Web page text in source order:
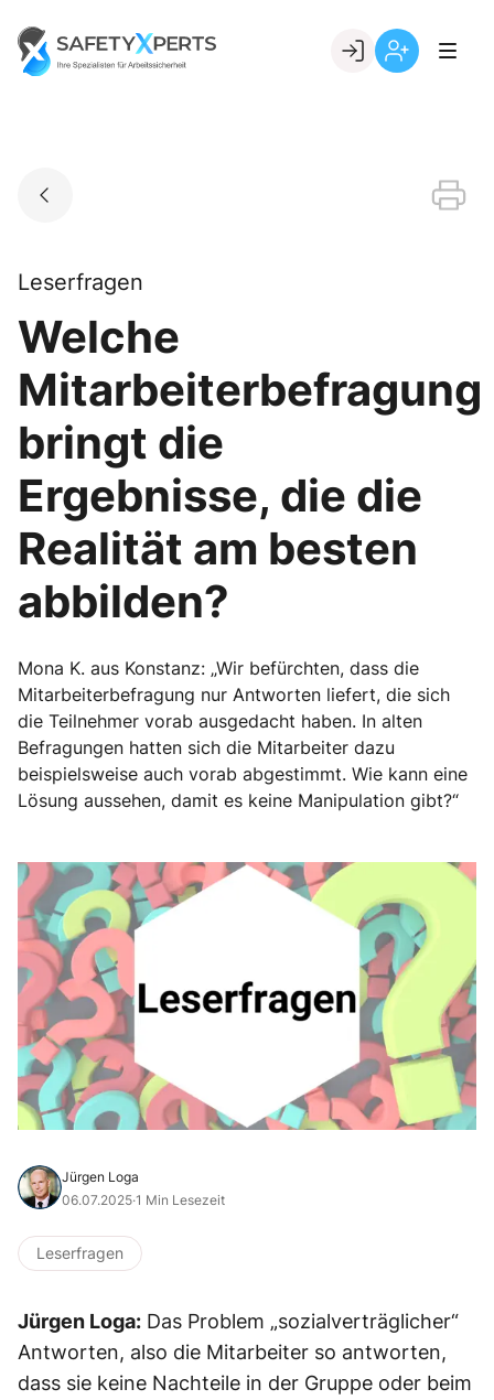
content
Go to landing page.
Leserfragen
Welche
Mitarbeiterbefragung
bringt die
Ergebnisse, die die
Realität am besten
abbilden?
Mona K. aus Konstanz: „Wir befürchten, dass die
Mitarbeiterbefragung nur Antworten liefert, die sich
die Teilnehmer vorab ausgedacht haben. In alten
Befragungen hatten sich die Mitarbeiter dazu
beispielsweise auch vorab abgestimmt. Wie kann eine
Lösung aussehen, damit es keine Manipulation gibt?“
Jürgen Loga
06.07.2025·1 Min Lesezeit
Leserfragen
Jürgen Loga: Das Problem „sozialverträglicher“
Antworten, also die Mitarbeiter so antworten,
dass sie keine Nachteile in der Gruppe oder beim